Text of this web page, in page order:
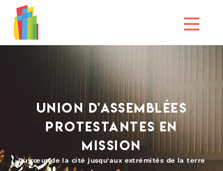
Union d'assemblées
protestantes en
mission
Du cœur de la cité jusqu'aux extrémités de la terre